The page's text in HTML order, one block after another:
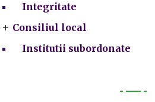
Integritate
Consiliul local
Institutii subordonate